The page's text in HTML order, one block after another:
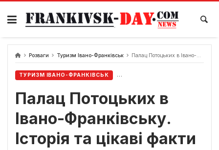
Skip
content
Розваги Туризм Івано-Франківськ Палац Потоцьких в Івано-Франківську. Історія та цікаві факти
ТУРИЗМ ІВАНО-ФРАНКІВСЬК
Палац Потоцьких в
Івано-Франківську.
Історія та цікаві факти